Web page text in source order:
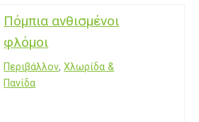
Πόμπια ανθισμένοι
φλόμοι
Περιβάλλον,Χλωρίδα &
Πανίδα